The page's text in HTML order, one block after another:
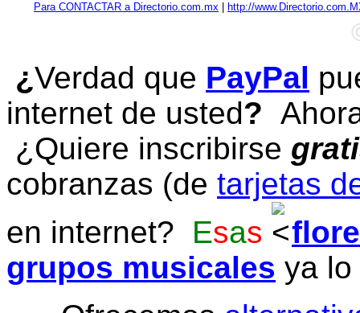
Para CONTACTAR a Directorio.com.mx http://
¿Verdad que PayPal
internet de usted?
¿Quiere inscribirse
cobranzas (de tarjetas
en internet? Esas
grupos musicales ya